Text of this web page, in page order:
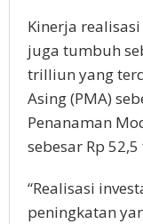
Kinerja
juga tumbuh
trilliun yang
Asing (PMA)
Penanaman
sebesar Rp
“Realisasi
peningkatan